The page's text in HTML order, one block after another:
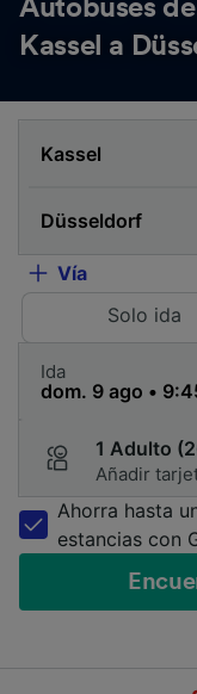
Autobuses de
Kassel a
Vía
Solo ida
Ida
1 Adulto
Añadir
Ahorra hasta
estancias con